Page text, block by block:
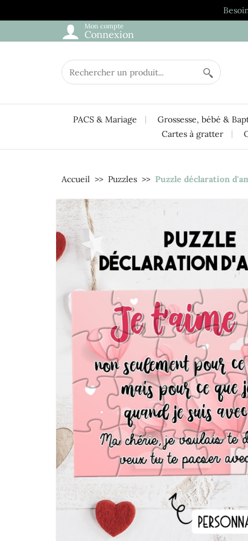
Mon compte
Connexion
PACS & Mariage Grossesse, bébé &
Cartes à gratter
Accueil Puzzles Puzzle déclaration